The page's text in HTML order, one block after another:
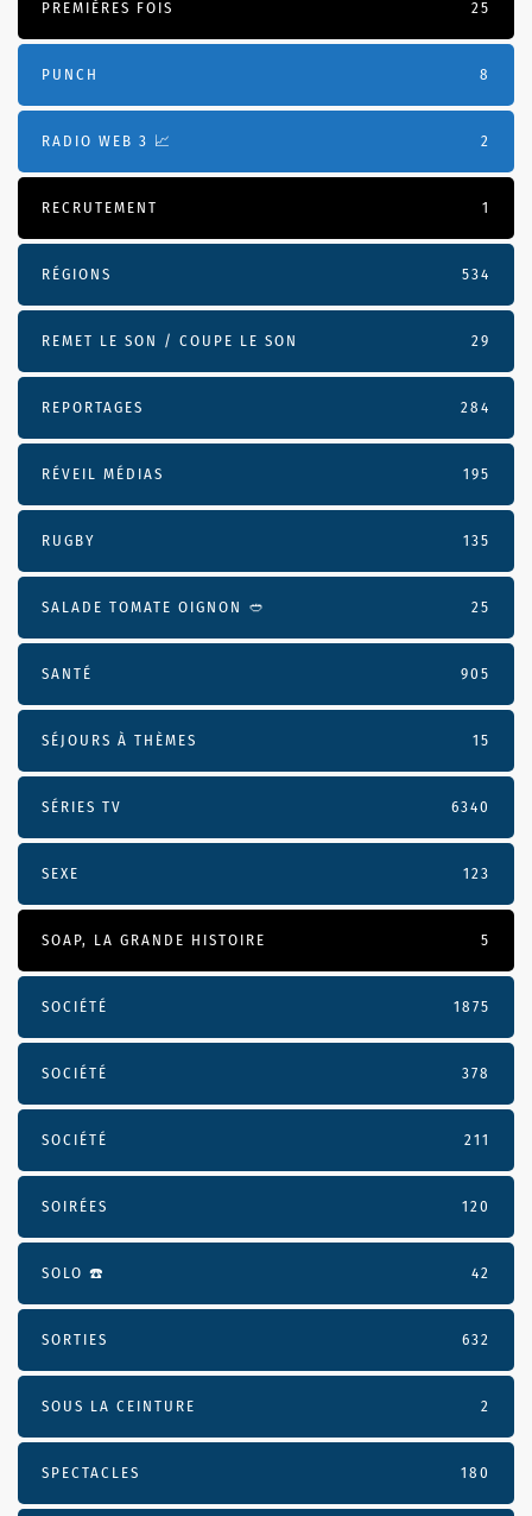
PREMIÈRES FOIS 25
PUNCH 8
RADIO WEB 3 📈 2
RECRUTEMENT 1
RÉGIONS 534
REMET LE SON / COUPE LE SON 29
REPORTAGES 284
RÉVEIL MÉDIAS 195
RUGBY 135
SALADE TOMATE OIGNON 🥙 25
SANTÉ 905
SÉJOURS À THÈMES 15
SÉRIES TV 6340
SEXE 123
SOAP, LA GRANDE HISTOIRE 5
SOCIÉTÉ 1875
SOCIÉTÉ 378
SOCIÉTÉ 211
SOIRÉES 120
SOLO ☎️ 42
SORTIES 632
SOUS LA CEINTURE 2
SPECTACLES 180